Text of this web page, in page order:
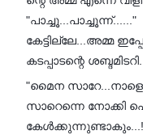
"പാച്ചൂ...പാച്ചൂന്ന്......"
കേട്ടില്ലേ...അമ്മ
കടപ്പാടന്റെ ശബ്ദമിടറി.
"മൈന
സാറെന്നെ നോക്കി